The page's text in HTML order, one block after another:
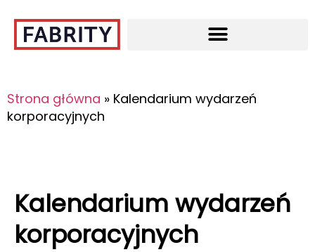
Strona główna » Kalendarium wydarzeń
korporacyjnych
Kalendarium wydarzeń
korporacyjnych